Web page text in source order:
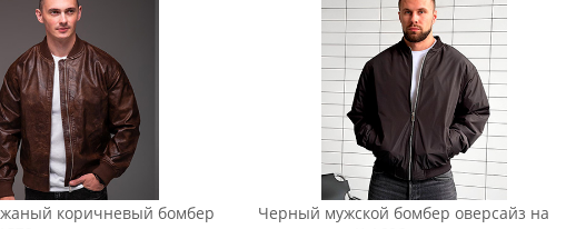
коричневый бомбер
Черный мужской бомбер оверсайз на